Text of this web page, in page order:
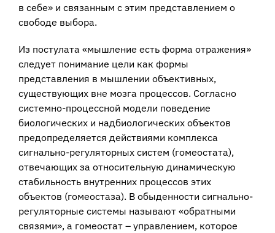
в себе» и связанным с этим представлением о
свободе выбора.
Из постулата «мышление есть форма отражения»
следует понимание цели как формы
представления в мышлении объективных,
существующих вне мозга процессов. Согласно
системно-процессной модели поведение
биологических и надбиологических объектов
предопределяется действиями комплекса
сигнально-регуляторных систем (гомеостата),
отвечающих за относительную динамическую
стабильность внутренних процессов этих
объектов (гомеостаза). В обыденности сигнально-
регуляторные системы называют «обратными
связями», а гомеостат – управлением, которое